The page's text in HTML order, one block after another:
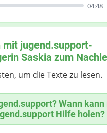
04:48
mit jugend.support-
Saskia zum
um die Texte zu lesen.
Wann kann
Hilfe holen?